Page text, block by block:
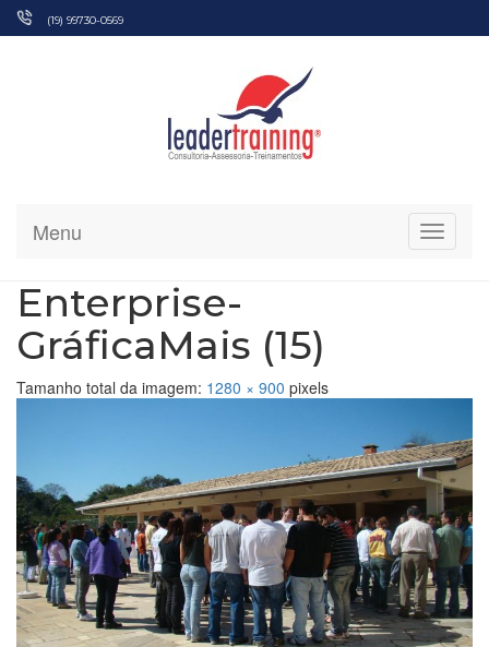
Pular
(19) 99730-0569
Menu
Enterprise-
GráficaMais (15)
Tamanho total da imagem: 1280 × 900 pixels